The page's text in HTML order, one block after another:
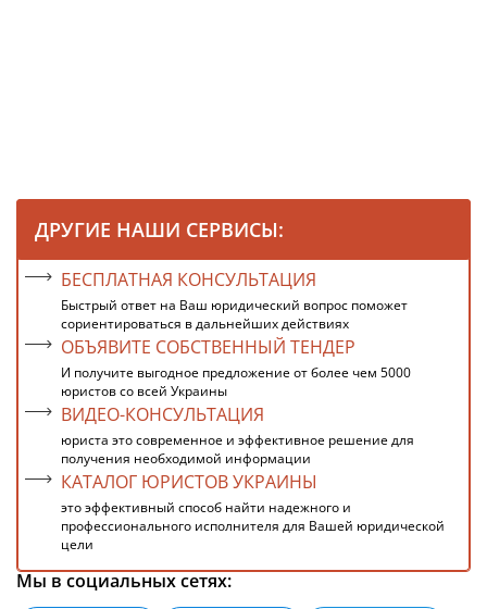
ДРУГИЕ НАШИ СЕРВИСЫ:
БЕСПЛАТНАЯ КОНСУЛЬТАЦИЯ
Быстрый ответ на Ваш юридический вопрос поможет
сориентироваться в дальнейших действиях
ОБЪЯВИТЕ СОБСТВЕННЫЙ ТЕНДЕР
И получите выгодное предложение от более чем 5000
юристов со всей Украины
ВИДЕО-КОНСУЛЬТАЦИЯ
юриста это современное и эффективное решение для
получения необходимой информации
КАТАЛОГ ЮРИСТОВ УКРАИНЫ
это эффективный способ найти надежного и
профессионального исполнителя для Вашей юридической
цели
Мы в социальных сетях: